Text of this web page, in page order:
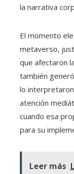
la narrativa
El momento
metaverso,
que afectaron
también
lo
atención
cuando esa
para su
Leer más